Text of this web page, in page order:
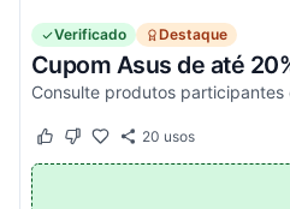
Verificado Destaque
Cupom Asus de até
Este cupom funcionou
Este cupom não funcionou
20 usos